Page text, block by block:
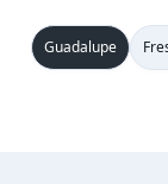
Guadalupe